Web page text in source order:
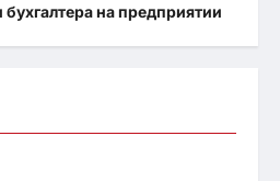
на предприятии